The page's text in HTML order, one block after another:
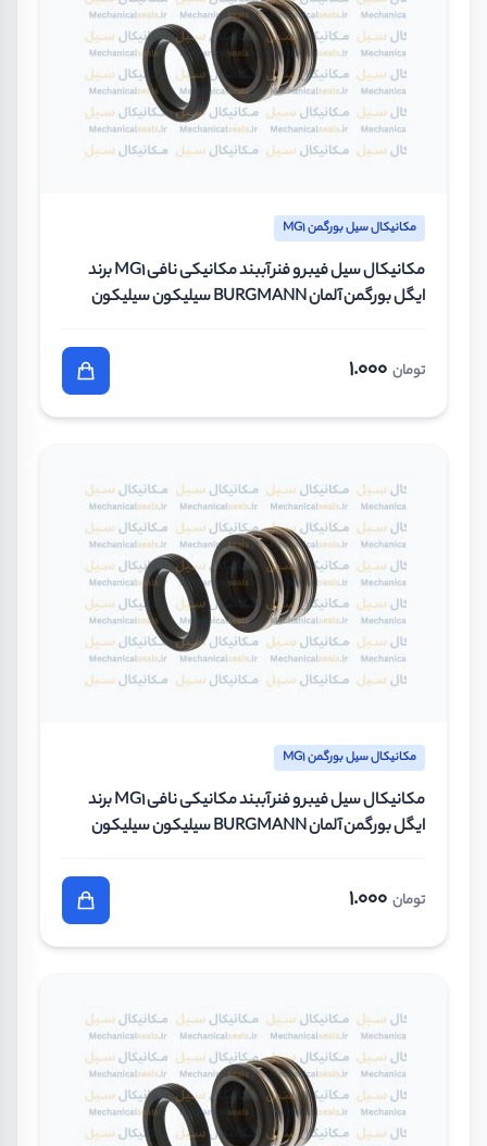
مکانیکال سیل بورگمن MG1
مکانیکال سیل فیبر و فنر آببند مکانیکی نافی MG1 برند
ایگل بورگمن آلمان BURGMANN سیلیکون سیلیکون
تومان 1.000
مکانیکال سیل بورگمن MG1
مکانیکال سیل فیبر و فنر آببند مکانیکی نافی MG1 برند
ایگل بورگمن آلمان BURGMANN سیلیکون سیلیکون
تومان 1.000